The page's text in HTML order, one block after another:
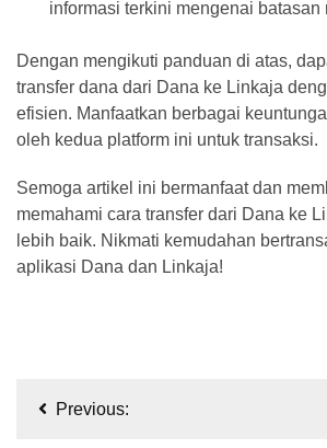
informasi terkini mengenai batasan
Dengan mengikuti panduan di atas,
transfer dana dari Dana ke Linkaja
efisien. Manfaatkan berbagai
oleh kedua platform ini untuk transaksi.
Semoga artikel ini bermanfaat dan
memahami cara transfer dari Dana ke
lebih baik. Nikmati kemudahan
aplikasi Dana dan Linkaja!
Navigasi
Previous: